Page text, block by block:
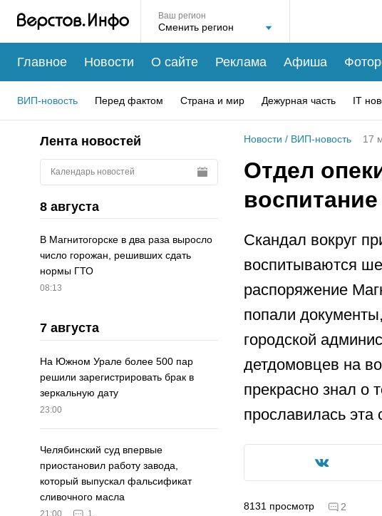
Ваш регион
Главное Новости О сайте Реклама Афиша
ВИП-новость Перед фактом Страна и мир Дежурная часть IT
Лента новостей
Календарь новостей
8 августа
В Магнитогорске в два раза выросло
число горожан, решивших сдать
нормы ГТО
08:13
7 августа
На Южном Урале более 500 пар
решили зарегистрировать брак в
зеркальную дату
23:00
Челябинский суд впервые
приостановил работу завода,
который выпускал фальсификат
сливочного масла
21:00 1
Новости / ВИП-новость 17
Отдел
Скандал вокруг
воспитываются
распоряжение
попали
городской
детдомовцев на
прекрасно знал о
прославилась эта
8131 просмотр 2